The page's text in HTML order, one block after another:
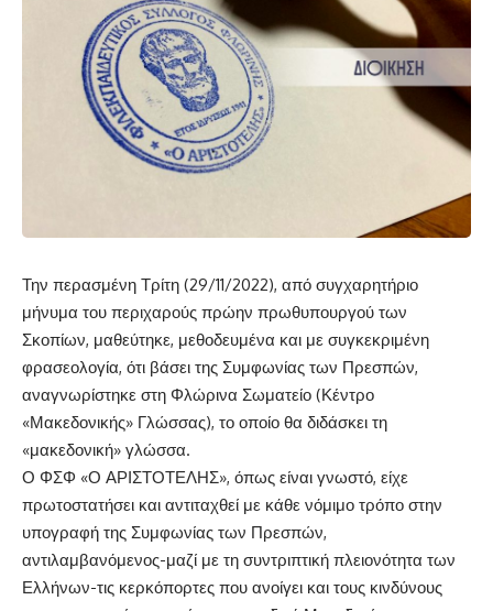
Την περασμένη Τρίτη (29/11/2022), από συγχαρητήριο
μήνυμα του περιχαρούς πρώην πρωθυπουργού των
Σκοπίων, μαθεύτηκε, μεθοδευμένα και με συγκεκριμένη
φρασεολογία, ότι βάσει της Συμφωνίας των Πρεσπών,
αναγνωρίστηκε στη Φλώρινα Σωματείο (Κέντρο
«Μακεδονικής» Γλώσσας), το οποίο θα διδάσκει τη
«μακεδονική» γλώσσα.
Ο ΦΣΦ «Ο ΑΡΙΣΤΟΤΕΛΗΣ», όπως είναι γνωστό, είχε
πρωτοστατήσει και αντιταχθεί με κάθε νόμιμο τρόπο στην
υπογραφή της Συμφωνίας των Πρεσπών,
αντιλαμβανόμενος-μαζί με τη συντριπτική πλειονότητα των
Ελλήνων-τις κερκόπορτες που ανοίγει και τους κινδύνους